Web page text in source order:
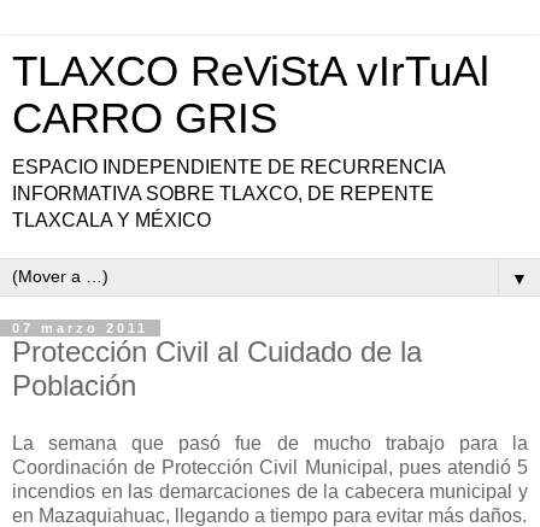
TLAXCO ReViStA vIrTuAl
CARRO GRIS
ESPACIO INDEPENDIENTE DE RECURRENCIA
INFORMATIVA SOBRE TLAXCO, DE REPENTE
TLAXCALA Y MÉXICO
▼
07 marzo 2011
Protección Civil al Cuidado de la
Población
La semana que pasó fue de mucho trabajo para la
Coordinación de Protección Civil Municipal, pues atendió 5
incendios en las demarcaciones de la cabecera municipal y
en Mazaquiahuac, llegando a tiempo para evitar más daños.